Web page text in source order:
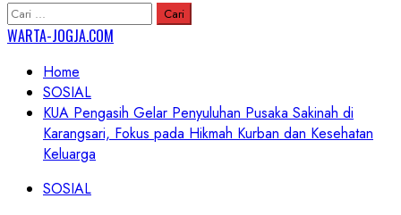
Cari
untuk:
WARTA-JOGJA.COM
Home
SOSIAL
KUA Pengasih Gelar Penyuluhan Pusaka Sakinah di
Karangsari, Fokus pada Hikmah Kurban dan Kesehatan
Keluarga
SOSIAL